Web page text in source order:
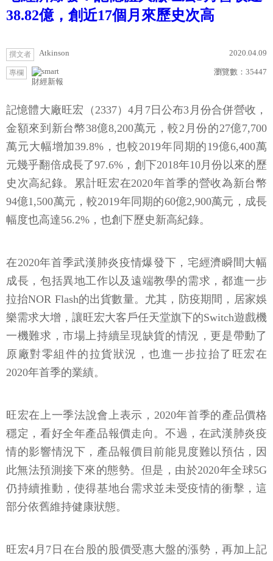
38.82億，創近17個月來歷史次高
撰文者 Atkinson 2020.04.09
專欄
財經新報
瀏覽數： 35447
記憶體大廠旺宏（2337）4月7日公布3月份合併營收，
金額來到新台幣38億8,200萬元，較2月份的27億7,700
萬元大幅增加39.8%，也較2019年同期的19億6,400萬
元幾乎翻倍成長了97.6%，創下2018年10月份以來的歷
史次高紀錄。累計旺宏在2020年首季的營收為新台幣
94億1,500萬元，較2019年同期的60億2,900萬元，成長
幅度也高達56.2%，也創下歷史新高紀錄。
在2020年首季武漢肺炎疫情爆發下，宅經濟瞬間大幅
成長，包括異地工作以及遠端教學的需求，都進一步
拉抬NOR Flash的出貨數量。尤其，防疫期間，居家娛
樂需求大增，讓旺宏大客戶任天堂旗下的Switch遊戲機
一機難求，市場上持續呈現缺貨的情況，更是帶動了
原廠對零組件的拉貨狀況，也進一步拉抬了旺宏在
2020年首季的業績。
旺宏在上一季法說會上表示，2020年首季的產品價格
穩定，看好全年產品報價走向。不過，在武漢肺炎疫
情的影響情況下，產品報價目前能見度難以預估，因
此無法預測接下來的態勢。但是，由於2020年全球5G
仍持續推動，使得基地台需求並未受疫情的衝擊，這
部分依舊維持健康狀態。
旺宏4月7日在台股的股價受惠大盤的漲勢，再加上記